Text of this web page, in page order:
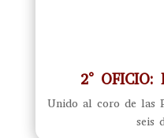
2° OFICIO:
Unido al coro de las
seis